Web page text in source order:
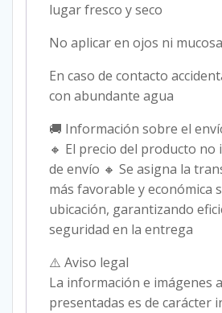
lugar fresco y seco
No aplicar en ojos ni
En caso de contacto
con abundante agua
🚚 Información sobre el
🔸 El precio del producto no
de envío 🔸 Se asigna la
más favorable y económica
ubicación, garantizando
seguridad en la entrega
⚠️ Aviso legal
La información e imágenes
presentadas es de carácter